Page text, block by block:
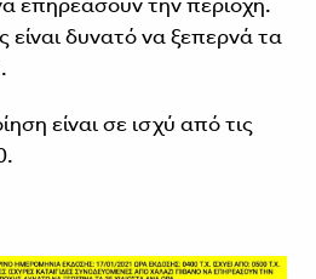
δυνατό να ξεπερνά τα
είναι σε ισχύ από τις